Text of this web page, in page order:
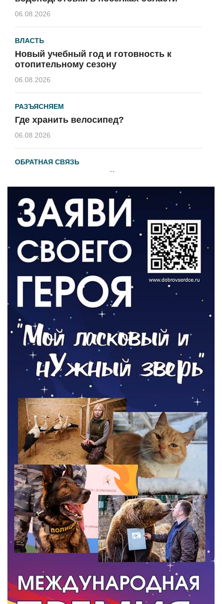
06.08.2026
ВЛАСТЬ
Новый учебный год и готовность к
отопительному сезону
06.08.2026
РАЗЪЯСНЯЕМ
Где хранить велосипед?
06.08.2026
ОБРАТНАЯ СВЯЗЬ
Администрация онлайн
ВЛАСТЬ
День памяти и «Симфония народов»
06.08.2026
Новый настил на экотропе
05.08.2026